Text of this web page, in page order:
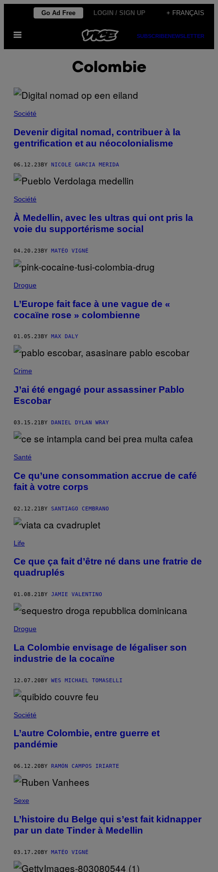
content
Go Ad Free LOGIN / SIGN UP + FRANÇAIS
Open
SUBSCRIBENEWSLETTER
Colombie
Société
Devenir digital nomad, contribuer à la
gentrification et au néocolonialisme
06.12.23 BY NICOLE GARCIA MERIDA
Société
À Medellin, avec les ultras qui ont pris la
voie du supportérisme social
04.20.23BY MATÉO VIGNÉ
Drogue
L’Europe fait face à une vague de «
cocaïne rose » colombienne
01.05.23 BY MAX DALY
Crime
J’ai été engagé pour assassiner Pablo
Escobar
03.15.21BY DANIEL DYLAN WRAY
Santé
Ce qu’une consommation accrue de café
fait à votre corps
02.12.21 BY SANTIAGO CEMBRANO
Life
Ce que ça fait d’être né dans une fratrie de
quadruplés
01.08.21 BY JAMIE VALENTINO
Drogue
La Colombie envisage de légaliser son
industrie de la cocaïne
12.07.20BY WES MICHAEL TOMASELLI
Société
L’autre Colombie, entre guerre et
pandémie
06.12.20 BY RAMÓN CAMPOS IRIARTE
Sexe
L’histoire du Belge qui s’est fait kidnapper
par un date Tinder à Medellin
03.17.20BY MATÉO VIGNÉ